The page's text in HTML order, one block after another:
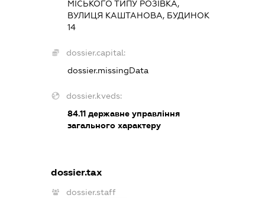
МІСЬКОГО ТИПУ РОЗІВКА,
ВУЛИЦЯ КАШТАНОВА, БУДИНОК
14
dossier.capital:
dossier.missingData
dossier.kveds:
84.11 державне управління
загального характеру
dossier.tax
dossier.staff